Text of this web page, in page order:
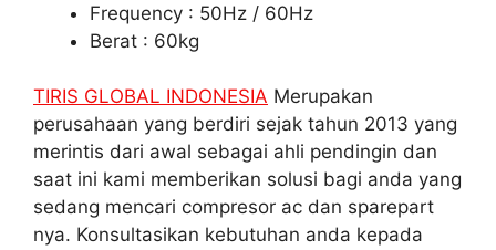
Frequency : 50Hz / 60Hz
Berat : 60kg
TIRIS GLOBAL INDONESIA Merupakan
perusahaan yang berdiri sejak tahun 2013 yang
merintis dari awal sebagai ahli pendingin dan
saat ini kami memberikan solusi bagi anda yang
sedang mencari compresor ac dan sparepart
nya. Konsultasikan kebutuhan anda kepada